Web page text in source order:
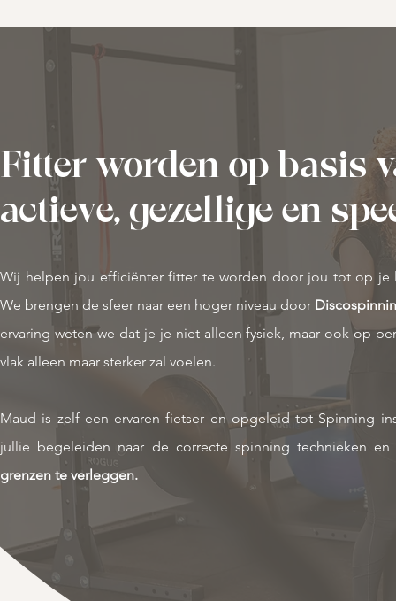
Fitter worden op basis
actieve, gezellige en
Wij helpen jou efficiënter fitter te worden door jou tot op je
We brengen de sfeer naar een hoger niveau door
ervaring weten we dat je je niet alleen fysiek, maar ook op
vlak alleen maar sterker zal voelen.
Maud is zelf een ervaren fietser en opgeleid tot Spinning
jullie begeleiden naar de correcte spinning technieken
grenzen te verleggen.